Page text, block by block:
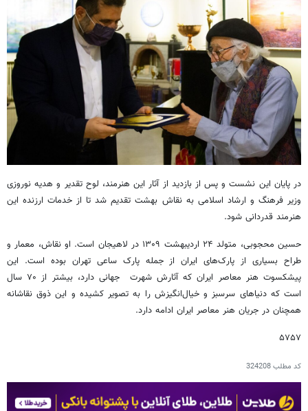
در پایان این نشست و پس از بازدید از آثار این هنرمند، لوح تقدیر و هدیه نوروزی
وزیر فرهنگ و ارشاد اسلامی به نقاش بهشت تقدیم شد تا از خدمات ارزنده این
هنرمند قدردانی شود.
حسین محجوبی، متولد ۲۴ اردیبهشت ۱۳۰۹ در لاهیجان است. او نقاش، معمار و
طراح بسیاری از پارک‌های ایران از جمله پارک ساعی تهران بوده است. این
پیشکسوت هنر معاصر ایران که آثارش شهرت جهانی دارد، بیشتر از ۷۰ سال
است که دنیاهای سرسبز و خیال‌انگیزش را به تصویر کشیده و این ذوق نقاشانه
همچنان در جریان هنر معاصر ایران ادامه دارد.
۵۷۵۷
کد مطلب324208